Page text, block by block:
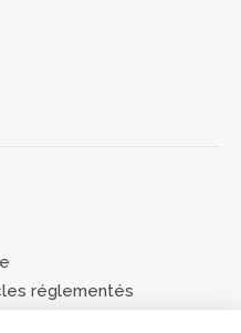
réglementés